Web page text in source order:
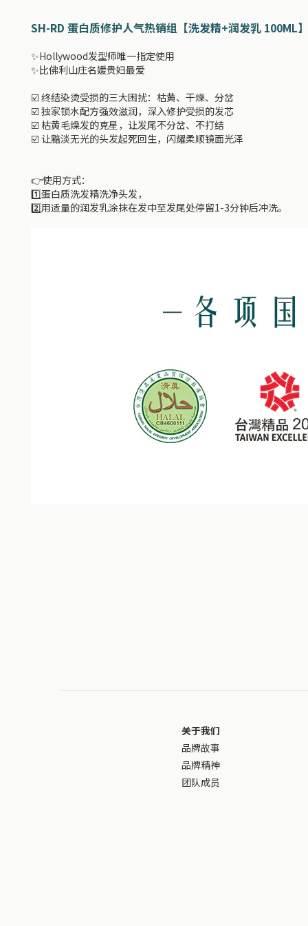
SH-RD 蛋白质修护人气热销组【洗发精+润发乳 100ML
✨Hollywood发型师唯一指定使用
✨比佛利山庄名媛贵妇最爱
☑️ 终结染烫受损的三大困扰：枯黄、干燥、分岔
☑️ 独家锁水配方强效滋润，深入修护受损的发芯
☑️ 枯黄毛燥发的克星，让发尾不分岔、不打结
☑️ 让黯淡无光的头发起死回生，闪耀柔顺镜面光泽
👉使用方式：
1️⃣蛋白质洗发精洗净头发，
2️⃣用适量的润发乳涂抹在发中至发尾处停留1-3分钟后冲洗。
关于我们
品牌故事
品牌精神
团队成员